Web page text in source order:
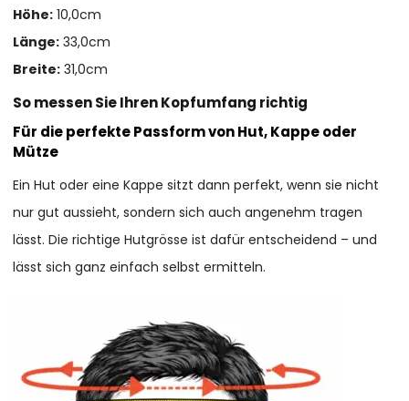
Höhe: 10,0cm
Länge: 33,0cm
Breite: 31,0cm
So messen Sie Ihren Kopfumfang richtig
Für die perfekte Passform von Hut, Kappe oder
Mütze
Ein Hut oder eine Kappe sitzt dann perfekt, wenn sie nicht
nur gut aussieht, sondern sich auch angenehm tragen
lässt. Die richtige Hutgrösse ist dafür entscheidend – und
lässt sich ganz einfach selbst ermitteln.